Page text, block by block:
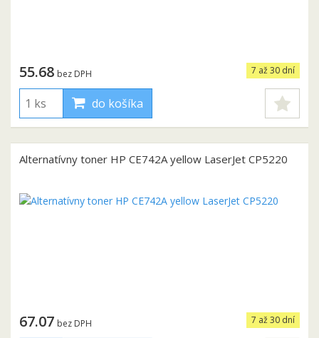
7 až 30 dní
55.68 bez DPH
do košíka
Alternatívny toner HP CE742A yellow LaserJet CP5220
7 až 30 dní
67.07 bez DPH